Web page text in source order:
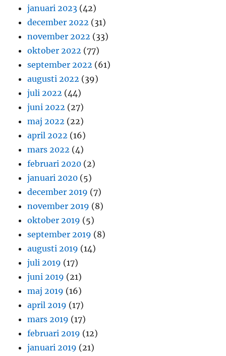
januari 2023 (42)
december 2022 (31)
november 2022 (33)
oktober 2022 (77)
september 2022 (61)
augusti 2022 (39)
juli 2022 (44)
juni 2022 (27)
maj 2022 (22)
april 2022 (16)
mars 2022 (4)
februari 2020 (2)
januari 2020 (5)
december 2019 (7)
november 2019 (8)
oktober 2019 (5)
september 2019 (8)
augusti 2019 (14)
juli 2019 (17)
juni 2019 (21)
maj 2019 (16)
april 2019 (17)
mars 2019 (17)
februari 2019 (12)
januari 2019 (21)